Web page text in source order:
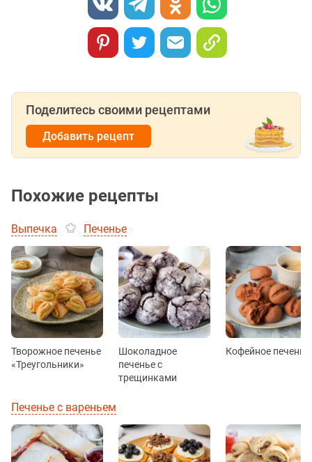
Поделитесь своими рецептами
Добавить рецепт
Похожие рецепты
Выпечка Печенье
Творожное печенье
«Треугольники»
Шоколадное
печенье с
трещинками
Кофейное печенье
Печенье с вареньем